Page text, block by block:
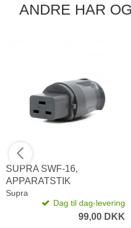
ANDRE HAR
SUPRA SWF-16,
APPARATSTIK
Supra
Dag til dag-levering
99,00 DKK